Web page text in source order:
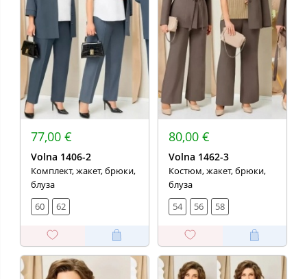
77,00 €
Volna 1406-2
Комплект, жакет, брюки,
блуза
60
62
80,00 €
Volna 1462-3
Костюм, жакет, брюки,
блуза
54
56 58